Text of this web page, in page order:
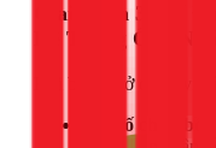
Giai Đoạn 3: Cố
Hệ Thống Ống
Khi bồn đã ở đúng vị
Gia cố chân bồn: